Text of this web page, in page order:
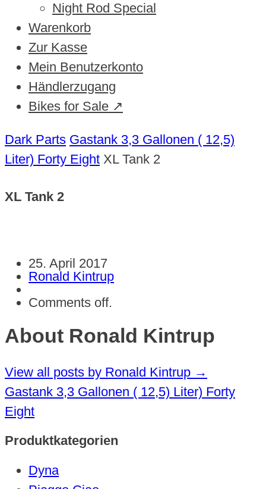
Night Rod Special
Warenkorb
Zur Kasse
Mein Benutzerkonto
Händlerzugang
Bikes for Sale ↗
Dark Parts Gastank 3,3 Gallonen ( 12,5)
Liter) Forty Eight XL Tank 2
XL Tank 2
25. April 2017
Ronald Kintrup
Comments off.
About Ronald Kintrup
View all posts by Ronald Kintrup →
Gastank 3,3 Gallonen ( 12,5) Liter) Forty
Eight
Produktkategorien
Dyna